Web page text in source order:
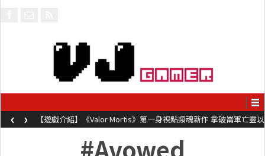
【遊戲介紹】《Valor Mortis》第一身視點類魂新作 拿破崙軍亡靈以
槍械劍與魔法殺敵
‹ ›
#Avowed